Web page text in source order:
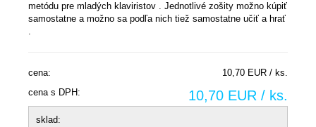
metódu pre mladých klaviristov . Jednotlivé zošity možno kúpiť
samostatne a možno sa podľa nich tiež samostatne učiť a hrať
.
cena:
10,70 EUR / ks.
cena s DPH:
10,70 EUR / ks.
sklad: